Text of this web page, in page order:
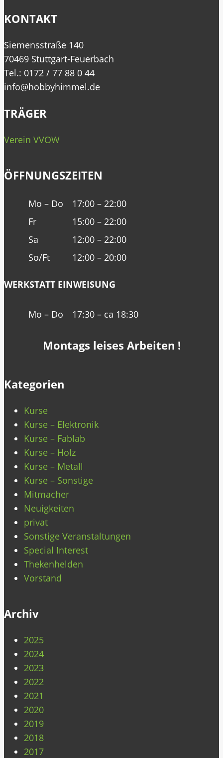
KONTAKT
Siemensstraße 140
70469 Stuttgart-Feuerbach
Tel.: 0172 / 77 88 0 44
info@hobbyhimmel.de
TRÄGER
Verein VVOW
ÖFFNUNGSZEITEN
Mo – Do
17:00 – 22:00
Fr
15:00 – 22:00
Sa
12:00 – 22:00
So/Ft
12:00 – 20:00
WERKSTATT EINWEISUNG
Mo – Do 17:30 – ca 18:30
Montags leises Arbeiten !
Kategorien
Kurse
Kurse – Elektronik
Kurse – Fablab
Kurse – Holz
Kurse – Metall
Kurse – Sonstige
Mitmacher
Neuigkeiten
privat
Sonstige Veranstaltungen
Special Interest
Thekenhelden
Vorstand
Archiv
2025
2024
2023
2022
2021
2020
2019
2018
2017